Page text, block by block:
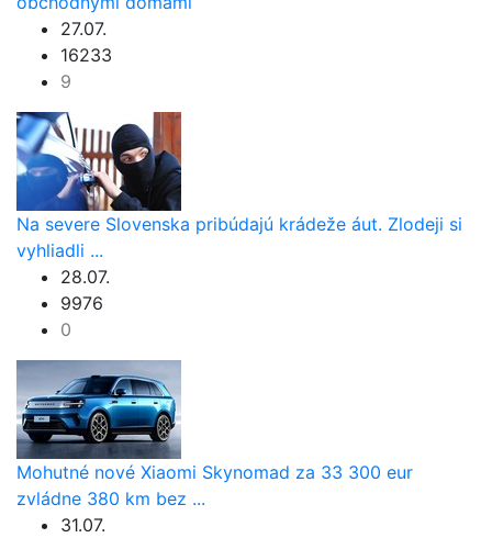
27.07.
16233
9
Na severe Slovenska pribúdajú krádeže áut. Zlodeji si
vyhliadli ...
28.07.
9976
0
Mohutné nové Xiaomi Skynomad za 33 300 eur
zvládne 380 km bez ...
31.07.